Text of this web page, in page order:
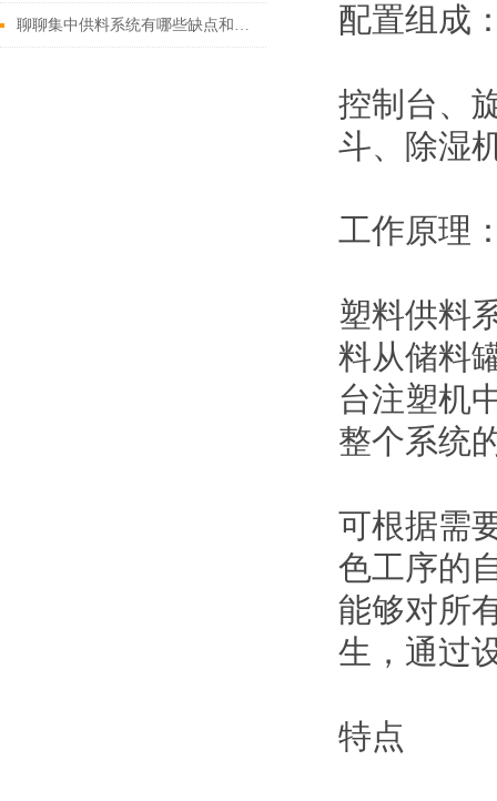
聊聊集中供料系统有哪些缺点和不足 配置组成
控制台、
斗、除湿
工作原理
塑料供料
料从储料
台注塑机
整个系统
可根据需
色工序的
能够对所
生，通过
特点